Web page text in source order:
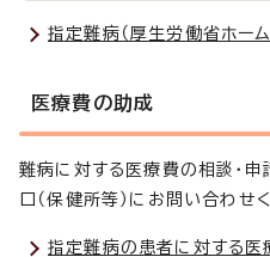
指定難病（厚生労働省ホーム
医療費の助成
難病に対する医療費の相談・
口（保健所等）にお問い合わせ
指定難病の患者に対する医